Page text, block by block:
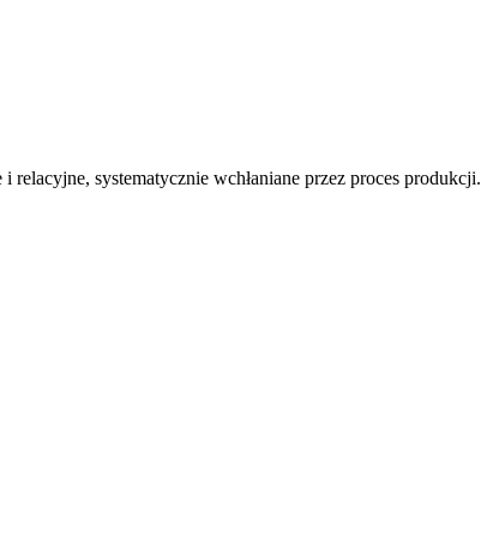
systematycznie wchłaniane przez proces produkcji.